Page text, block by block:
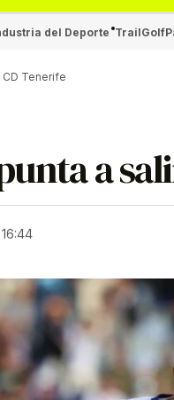
del Deporte TrailGolf
Tenerife
a